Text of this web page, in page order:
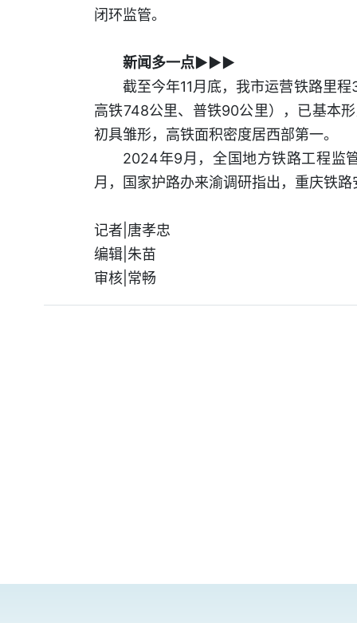
闭环监管。
新闻多一点▶▶▶
截至今年11月底，我市运营铁路里
高铁748公里、普铁90公里），已基本
初具雏形，高铁面积密度居西部第一。
2024年9月，全国地方铁路工程监
月，国家护路办来渝调研指出，重庆铁
记者|唐孝忠
编辑|朱苗
审核|常畅